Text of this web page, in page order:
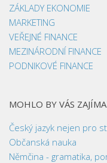
ZÁKLADY EKONOMIE
MARKETING
VEŘEJNÉ FINANCE
MEZINÁRODNÍ FINANCE
PODNIKOVÉ FINANCE
MOHLO BY VÁS
Český jazyk nejen pro
Občanská nauka
Němčina - gramatika,